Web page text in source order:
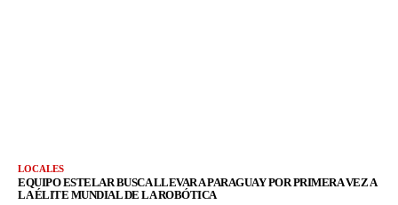
LOCALES
EQUIPO ESTELAR BUSCA LLEVAR A PARAGUAY POR PRIMERA VEZ A
LA ÉLITE MUNDIAL DE LA ROBÓTICA